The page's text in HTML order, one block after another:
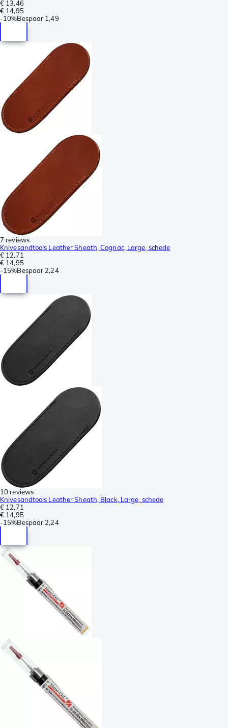
€ 13,46
€ 14,95
-10%Bespaar 1,49
7 reviews
Knivesandtools Leather Sheath, Cognac, Large, schede
€ 12,71
€ 14,95
-15%Bespaar 2,24
10 reviews
Knivesandtools Leather Sheath, Black, Large, schede
€ 12,71
€ 14,95
-15%Bespaar 2,24